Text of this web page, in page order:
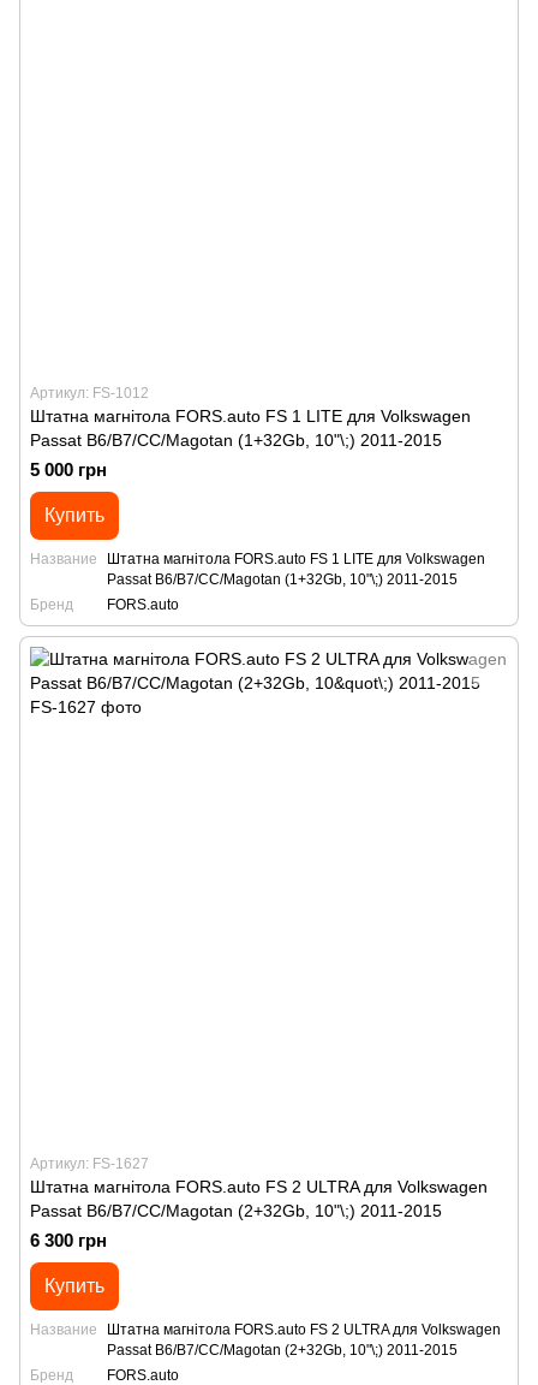
Артикул: FS-1012
Штатна магнітола FORS.auto FS 1 LITE для Volkswagen
Passat B6/B7/CC/Magotan (1+32Gb, 10"\;) 2011-2015
5 000 грн
Купить
Название
Штатна магнітола FORS.auto FS 1 LITE для Volkswagen
Passat B6/B7/CC/Magotan (1+32Gb, 10"\;) 2011-2015
Бренд
FORS.auto
Артикул: FS-1627
Штатна магнітола FORS.auto FS 2 ULTRA для Volkswagen
Passat B6/B7/CC/Magotan (2+32Gb, 10"\;) 2011-2015
6 300 грн
Купить
Название
Штатна магнітола FORS.auto FS 2 ULTRA для Volkswagen
Passat B6/B7/CC/Magotan (2+32Gb, 10"\;) 2011-2015
Бренд
FORS.auto